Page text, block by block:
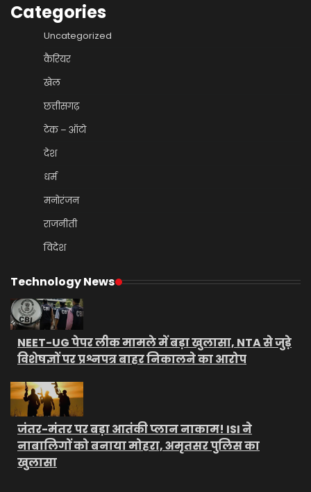
Categories
Uncategorized
कैरियर
खेल
छत्तीसगढ़
टेक – ऑटो
देश
धर्म
मनोरंजन
राजनीती
विदेश
Technology News
NEET-UG पेपर लीक मामले में बड़ा खुलासा, NTA से जुड़े
विशेषज्ञों पर प्रश्नपत्र बाहर निकालने का आरोप
जंतर-मंतर पर बड़ा आतंकी प्लान नाकाम! ISI ने
नाबालिगों को बनाया मोहरा, अमृतसर पुलिस का
खुलासा